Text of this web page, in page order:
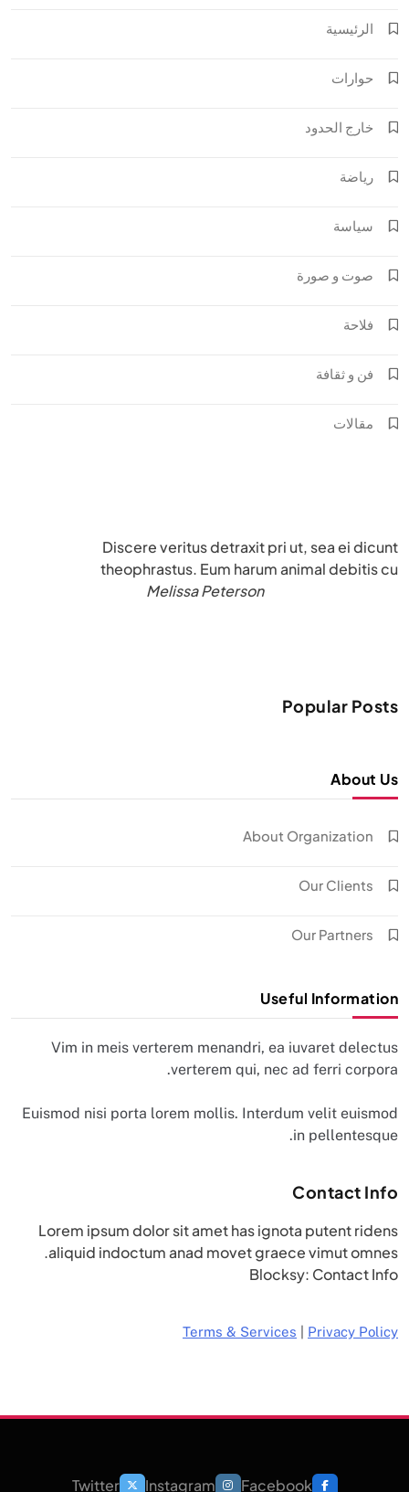
الرئيسية
حوارات
خارج الحدود
رياضة
سياسة
صوت و صورة
فلاحة
فن و ثقافة
مقالات
Discere veritus detraxit pri ut, sea ei dicunt
theophrastus. Eum harum animal debitis cu
Melissa Peterson
Popular Posts
About Us
About Organization
Our Clients
Our Partners
Useful Information
Vim in meis verterem menandri, ea iuvaret delectus
verterem qui, nec ad ferri corpora.
Euismod nisi porta lorem mollis. Interdum velit euismod
in pellentesque.
Contact Info
Lorem ipsum dolor sit amet has ignota putent ridens
aliquid indoctum anad movet graece vimut omnes.
Blocksy: Contact Info
Terms & Services Privacy Policy
Facebook
Instagram
Twitter